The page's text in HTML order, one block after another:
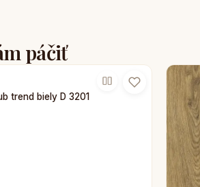
páčiť
trend biely D 3201